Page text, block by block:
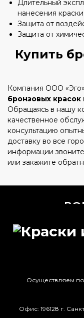
Длительный
нанесения краски;
Защита от
Защита от
Купить
Компания ООО
бронзовых красок
Обращаясь в нашу
качественное
консультацию
доставку во все
информации
или закажите
Для чего
Сколько
Как долго
Осуществляем
Офис: 196128 г.